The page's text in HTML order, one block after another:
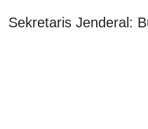
Sekretaris Jenderal: